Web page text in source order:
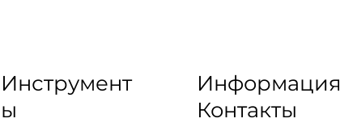
Инструмент
ы
Информация
Контакты